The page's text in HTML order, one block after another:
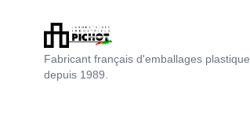
Fabricant français d'emballages plastique
depuis 1989.